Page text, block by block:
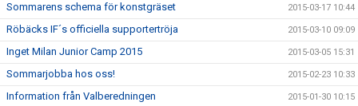
Sommarens schema för konstgräset 2015-03-17 10:44
Röbäcks IF´s officiella supportertröja 2015-03-10 09:09
Inget Milan Junior Camp 2015 2015-03-05 15:31
Sommarjobba hos oss! 2015-02-23 10:33
Information från Valberedningen 2015-01-30 10:15